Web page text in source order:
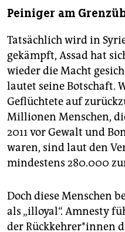
Peiniger am
Tatsächlich wird in
gekämpft, Assad hat
wieder die Macht
lautet seine Botschaft.
Geflüchtete auf
Millionen Menschen,
2011 vor Gewalt und
waren, sind laut den
mindestens 280.000
Doch diese Menschen
als „illoyal“. Amnesty
der Rück­keh­re­r*in­nen